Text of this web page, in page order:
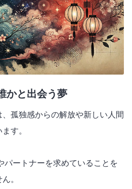
かと出会う夢
孤独感からの解放や新しい人間
す。
パートナーを求めていることを
。